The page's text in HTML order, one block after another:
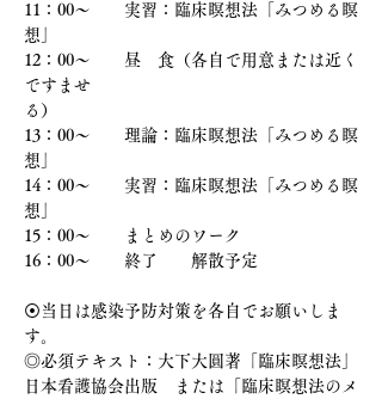
11：00〜　　実習：臨床瞑想法「みつめる瞑
想」
12：00〜　　昼　食（各自で用意または近く
ですませ
る）
13：00〜　　理論：臨床瞑想法「みつめる瞑
想」
14：00〜　　実習：臨床瞑想法「みつめる瞑
想」
15：00〜　　まとめのワーク
16：00〜　　終了　　解散予定
⦿当日は感染予防対策を各自でお願いしま
す。
◎必須テキスト：大下大圓著「臨床瞑想法」
日本看護協会出版　または「臨床瞑想法のメ